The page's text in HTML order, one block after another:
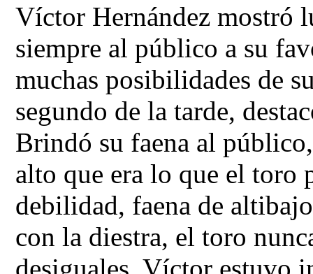
Víctor Hernández mostró
siempre al público a su
muchas posibilidades de
segundo de la tarde,
Brindó su faena al
alto que era lo que el toro
debilidad, faena de
con la diestra, el toro
desiguales, Víctor estuvo